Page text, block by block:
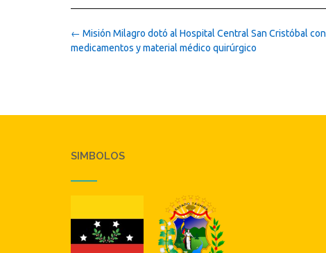
Post
navigation
← Misión Milagro dotó al Hospital Central San Cristóbal con
medicamentos y material médico quirúrgico
SIMBOLOS